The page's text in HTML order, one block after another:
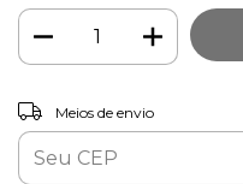
Entregas para o CEP:
Meios de envio